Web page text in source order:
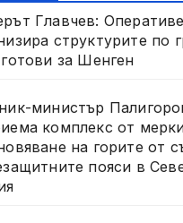
Главчев:
структурите по
за Шенген
министър
комплекс от
на горите от
пояси в